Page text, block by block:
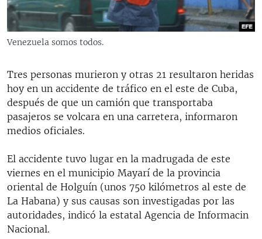
RADIO MARTÍ
ESPECIALES
LA REALIDAD DE LA VIVIENDA EN CUBA
SER VIEJO EN CUBA
KENTU-CUBANO
LOS SANTOS DE HIALEAH
DESINFORMACIÓN RUSA EN AMÉRICA LATINA
LA INVASIÓN DE RUSIA A UCRANIA
EDITORIALES
SÍGUENOS
Venezuela somos todos.
Tres personas murieron y otras 21 resultaron heridas
hoy en un accidente de tráfico en el este de Cuba,
después de que un camión que transportaba
pasajeros se volcara en una carretera, informaron
medios oficiales.
El accidente tuvo lugar en la madrugada de este
viernes en el municipio Mayarí de la provincia
oriental de Holguín (unos 750 kilómetros al este de
La Habana) y sus causas son investigadas por las
autoridades, indicó la estatal Agencia de Informacin
Nacional.